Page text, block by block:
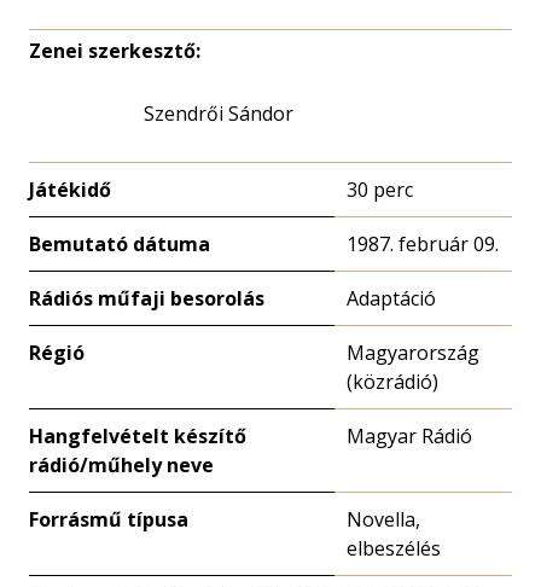
Zenei szerkesztő:
Szendrői Sándor
Játékidő 30 perc
Bemutató dátuma 1987. február 09.
Rádiós műfaji besorolás Adaptáció
Régió
Magyarország
(közrádió)
Hangfelvételt készítő
rádió/műhely neve
Magyar Rádió
Forrásmű típusa
Novella,
elbeszélés